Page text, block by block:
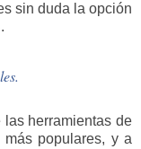
sin duda la opción
herramientas de
populares, y a